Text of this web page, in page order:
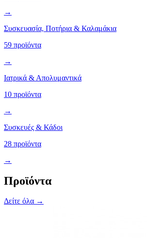
→
Συσκευασία, Ποτήρια & Καλαμάκια
59 προϊόντα
→
Ιατρικά & Απολυμαντικά
10 προϊόντα
→
Συσκευές & Κάδοι
28 προϊόντα
→
Προϊόντα
Δείτε όλα →